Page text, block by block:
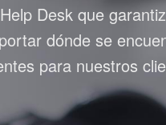
Desk que
dónde se
para nuestros